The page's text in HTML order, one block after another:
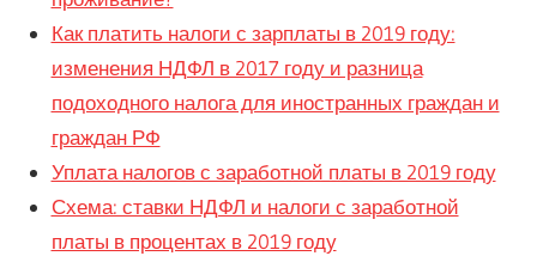
Как платить налоги с зарплаты в 2019 году:
изменения НДФЛ в 2017 году и разница
подоходного налога для иностранных граждан и
граждан РФ
Уплата налогов с заработной платы в 2019 году
Схема: ставки НДФЛ и налоги с заработной
платы в процентах в 2019 году